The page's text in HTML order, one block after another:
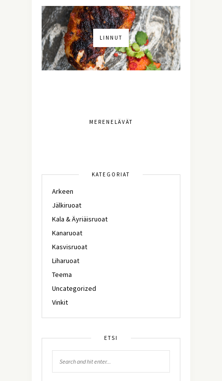
LINNUT
MERENELÄVÄT
KATEGORIAT
Arkeen
Jälkiruoat
Kala & Äyriäisruoat
Kanaruoat
Kasvisruoat
Liharuoat
Teema
Uncategorized
Vinkit
ETSI